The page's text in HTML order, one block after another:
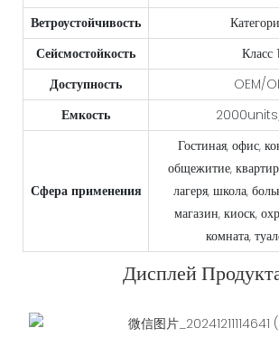
Ветроустойчивость
Сейсмостойкость
Класс
Доступность
OEM/
Емкость
Сфера применения
Гостиная, офис,
общежитие,
лагеря, школа,
магазин, киоск,
комната,
Дисплей